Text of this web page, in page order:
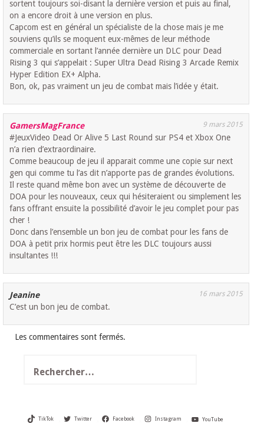
sortent toujours soi-disant la dernière version et puis au final,
on a encore droit à une version en plus.
Capcom est en général un spécialiste de la chose mais je me
souviens qu’ils se moquent eux-mêmes de leur méthode
commerciale en sortant l’année dernière un DLC pour Dead
Rising 3 qui s’appelait : Super Ultra Dead Rising 3 Arcade Remix
Hyper Edition EX+ Alpha.
Bon, ok, pas vraiment un jeu de combat mais l’idée y était.
GamersMagFrance 9 mars 2015
#JeuxVideo Dead Or Alive 5 Last Round sur PS4 et Xbox One
n’a rien d’extraordinaire.
Comme beaucoup de jeu il apparait comme une copie sur next
gen qui comme tu l’as dit n’apporte pas de grandes évolutions.
Il reste quand même bon avec un système de découverte de
DOA pour les nouveaux, ceux qui hésiteraient ou simplement les
fans offrant ensuite la possibilité d’avoir le jeu complet pour pas
cher !
Donc dans l’ensemble un bon jeu de combat pour les fans de
DOA à petit prix hormis peut être les DLC toujours aussi
insultantes !!!
Jeanine 16 mars 2015
C’est un bon jeu de combat.
Les commentaires sont fermés.
TikTok Twitter Facebook Instagram YouTube